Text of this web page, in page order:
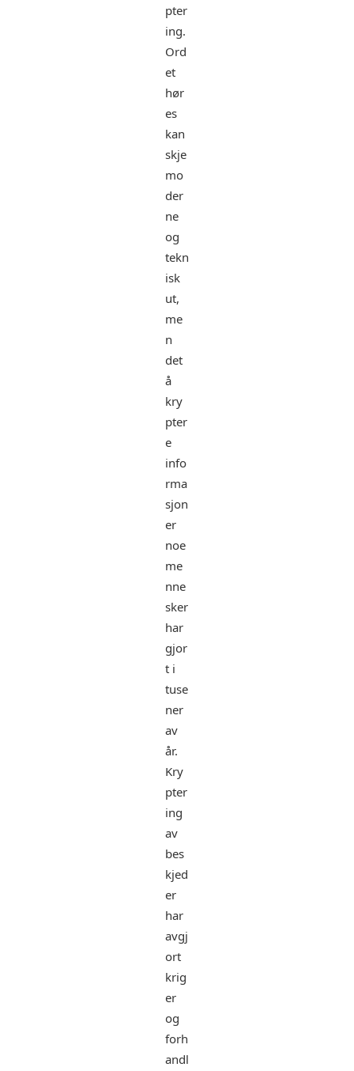
pter
ing.
Ord
et
hør
es
kan
skje
mo
der
ne
og
tekn
isk
ut,
me
n
det
å
kry
pter
e
info
rma
sjon
er
noe
me
nne
sker
har
gjor
t i
tuse
ner
av
år.
Kry
pter
ing
av
bes
kjed
er
har
avgj
ort
krig
er
og
forh
andl